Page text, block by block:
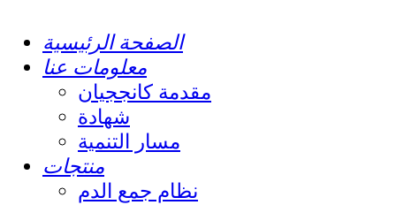
الصفحة الرئيسية
معلومات عنا
مقدمة كانججيان
شهادة
مسار التنمية
منتجات
نظام جمع الدم